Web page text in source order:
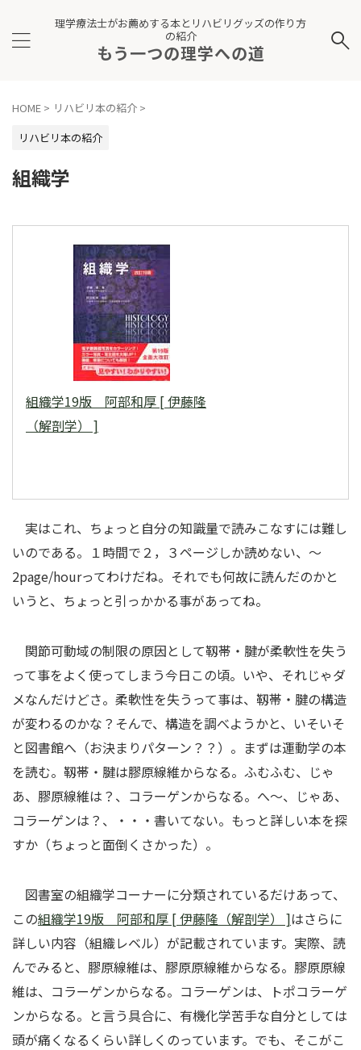
理学療法士がお薦めする本とリハビリグッズの作り方
の紹介
もう一つの理学への道
HOME > リハビリ本の紹介 >
リハビリ本の紹介
組織学
組織学19版 阿部和厚 [ 伊藤隆
（解剖学） ]
実はこれ、ちょっと自分の知識量で読みこなすには難し
いのである。１時間で２，３ページしか読めない、～
2page/hourってわけだね。それでも何故に読んだのかと
いうと、ちょっと引っかかる事があってね。
関節可動域の制限の原因として靱帯・腱が柔軟性を失う
って事をよく使ってしまう今日この頃。いや、それじゃダ
メなんだけどさ。柔軟性を失うって事は、靱帯・腱の構造
が変わるのかな？そんで、構造を調べようかと、いそいそ
と図書館へ（お決まりパターン？？）。まずは運動学の本
を読む。靱帯・腱は膠原線維からなる。ふむふむ、じゃ
あ、膠原線維は？、コラーゲンからなる。へ～、じゃあ、
コラーゲンは？、・・・書いてない。もっと詳しい本を探
すか（ちょっと面倒くさかった）。
図書室の組織学コーナーに分類されているだけあって、
この組織学19版 阿部和厚 [ 伊藤隆（解剖学） ]はさらに
詳しい内容（組織レベル）が記載されています。実際、読
んでみると、膠原線維は、膠原原線維からなる。膠原原線
維は、コラーゲンからなる。コラーゲンは、トポコラーゲ
ンからなる。と言う具合に、有機化学苦手な自分としては
頭が痛くなるくらい詳しくのっています。でも、そこがこ